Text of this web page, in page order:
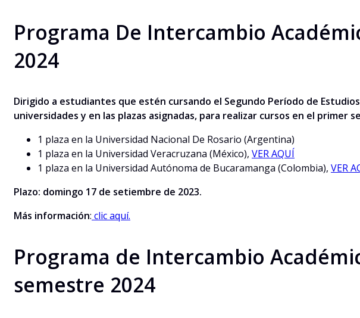
Programa De Intercambio
2024
Dirigido a estudiantes que estén cursando el Segundo Período de
universidades y en las plazas asignadas, para realizar cursos en el primer
1 plaza en la Universidad Nacional De Rosario (Argentina)
1 plaza en la Universidad Veracruzana (México), VER AQUÍ
1 plaza en la Universidad Autónoma de Bucaramanga (Colombia), VER
Plazo: domingo 17 de setiembre de 2023.
Más información: clic aquí.
Programa de Intercambio
semestre 2024